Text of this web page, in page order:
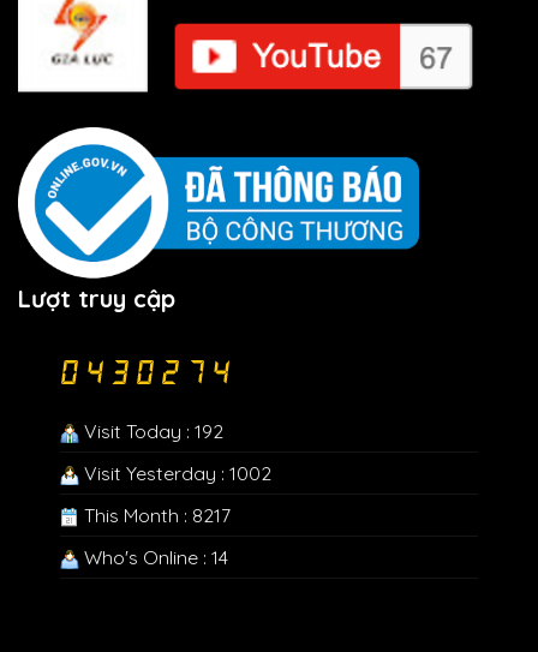
Lượt truy cập
Visit Today : 192
Visit Yesterday : 1002
This Month : 8217
Who's Online : 14